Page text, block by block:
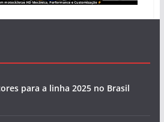
para a linha 2025 no Brasil